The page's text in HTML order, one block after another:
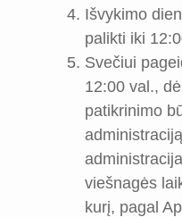
Išvykimo
palikti iki
Svečiui
12:00 val.,
patikrinimo
viešnagės
kurį, pagal